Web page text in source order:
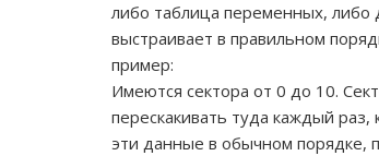
либо таблица переменных, либо
выстраивает в правильном
пример:
Имеются сектора от 0 до 10.
перескакивать туда каждый раз,
эти данные в обычном порядке,